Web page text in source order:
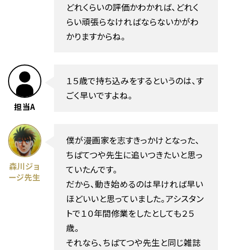
どれくらいの評価かわかれば、どれく
らい頑張らなければならないかがわ
かりますからね。
担当A
１５歳で持ち込みをするというのは、す
ごく早いですよね。
森川ジョ
ージ先生
僕が漫画家を志すきっかけとなった、
ちばてつや先生に追いつきたいと思っ
ていたんです。
だから、動き始めるのは早ければ早い
ほどいいと思っていました。アシスタン
トで１０年間修業をしたとしても２５
歳。
それなら、ちばてつや先生と同じ雑誌